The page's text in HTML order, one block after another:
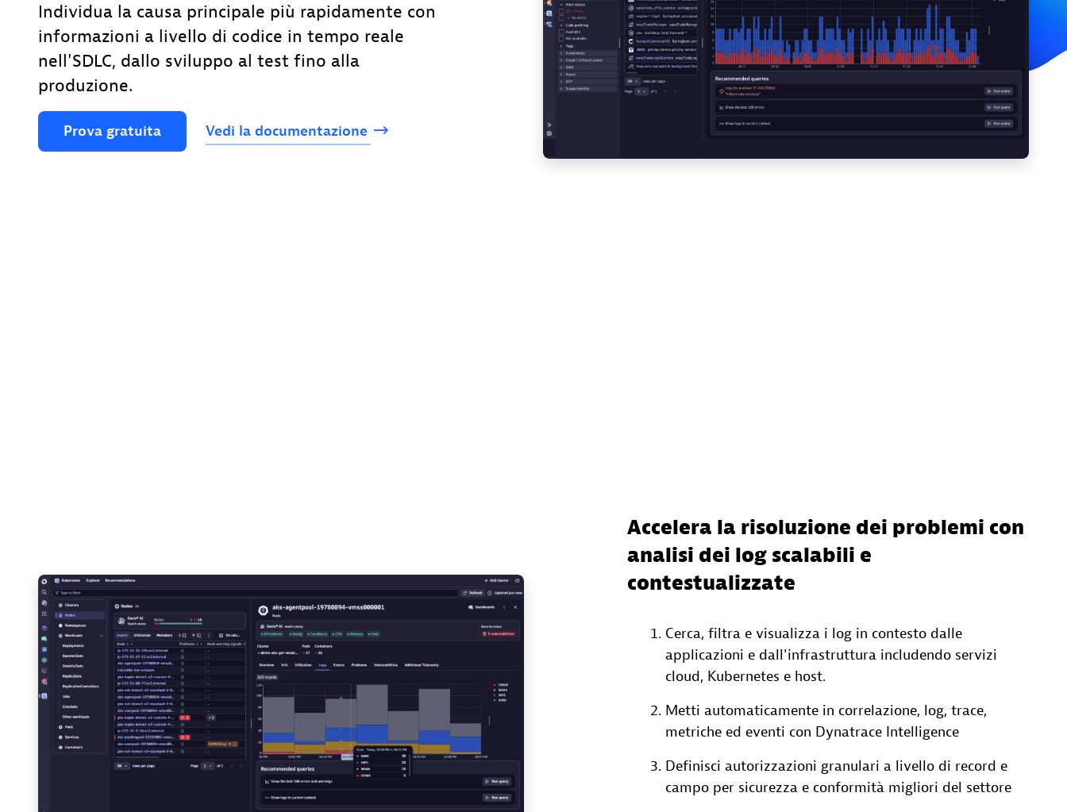
Individua la causa principale più rapidamente con
informazioni a livello di codice in tempo reale
nell'SDLC, dallo sviluppo al test fino alla
produzione.
Prova gratuita Vedi la documentazione
Accelera la risoluzione dei problemi con
analisi dei log scalabili e
contestualizzate
Cerca, filtra e visualizza i log in contesto dalle
applicazioni e dall'infrastruttura includendo servizi
cloud, Kubernetes e host.
Metti automaticamente in correlazione, log, trace,
metriche ed eventi con Dynatrace Intelligence
Definisci autorizzazioni granulari a livello di record e
campo per sicurezza e conformità migliori del settore